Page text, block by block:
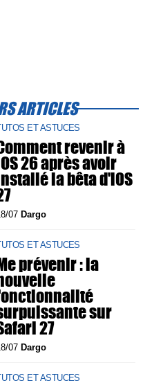
ARTICLES
ET ASTUCES
revenir à
26 après avoir
la bêta d'iOS
07 Dargo
ET ASTUCES
prévenir : la
sur
27
07 Dargo
ET ASTUCES